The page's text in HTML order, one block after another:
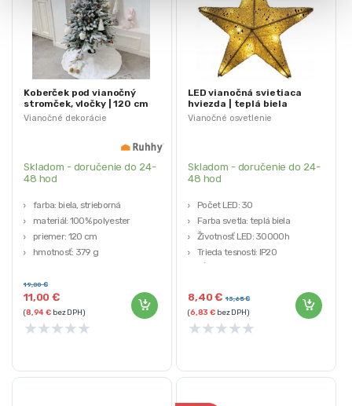
Vianočné dekorácie
Koberček pod vianočný
stromček, vločky | 120 cm
Skladom - doručenie do 24-
48 hod
farba: biela, strieborná
materiál: 100% polyester
priemer: 120 cm
hmotnosť: 379 g
11,00€
19,00€
(8,94€ bez DPH)
★★★★★
Vianočné osvetlenie
LED vianočná svietiaca
hviezda | teplá biela
Skladom - doručenie do 24-
48 hod
Počet LED: 30
Farba svetla: teplá biela
Životnosť LED: 30000h
Trieda tesnosti: IP20
8,40€ 13,65€
(6,83€ bez DPH)
★★★★★